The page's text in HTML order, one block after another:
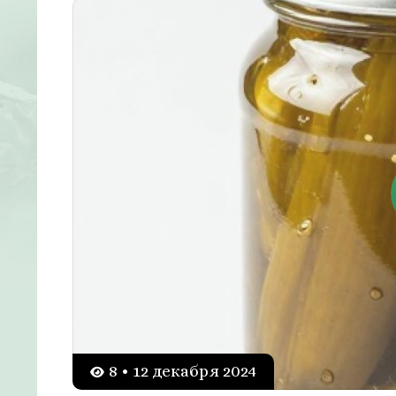
8 • 12 декабря 2024